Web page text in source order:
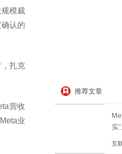
模裁
认的
扎克
营收
业
推荐文章
实
互